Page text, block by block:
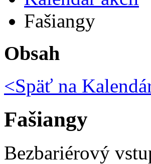
Fašiangy
Obsah
<Späť na
Fašiangy
Bezbariérový